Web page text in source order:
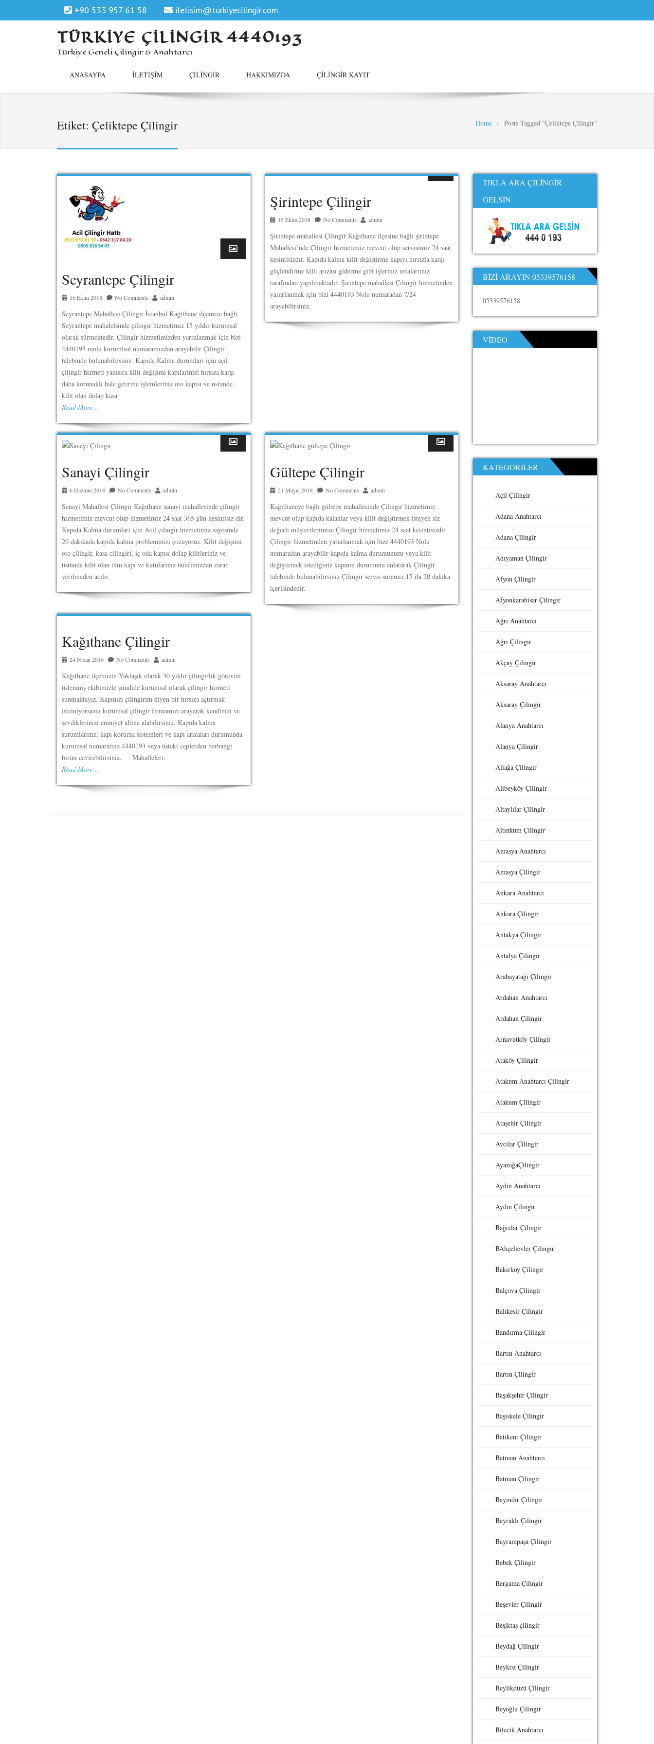
+90 533 957 61 58 iletisim@turkiyecilingir.com
TÜRKIYE ÇILINGIR 4440193
Türkiye Geneli Çilingir & Anahtarcı
ANASAYFA İLETIŞIM ÇILINGIR HAKKIMIZDA ÇILINGIR KAYIT
Etiket: Çeliktepe Çilingir Home › Posts Tagged "Çeliktepe Çilingir"
Seyrantepe Çilingir
16 Ekim 2018 No Comments admin
Seyrantepe Mahallesi Çilingir İstanbul Kağıthane ilçemize bağlı
Seyrantepe mahalelsinde çilingir hizmetimiz 15 yıldır kurumsal
olarak sürmektedir. Çilingir hizmetimizden yarralanmak için bizi
4440193 molu kurumlsal numaramızdan arayabilir Çilingir
talebinde bulunabilirsiniz. Kapıda Kalma durumları için açil
çilingir hizmeti yanısıra kilit değişimi kapılarinizi hırsıza karşı
daha korunaklı hale getirme işlemleriniz oto kapısı ve ustunde
kilit olan dolap kasa
Read More…
Şirintepe Çilingir
15 Ekim 2018 No Comments admin
Şirintepe mahallesi Çilingir Kağıthane ilçesine bağlı şirintepe
Mahallesi’nde Çilingir hizmetimiz mevcut olup servisimiz 24 saat
kesintisizdır. Kapıda kalma kilit değiştirme kapıyı hırsızla karşı
güçlendirme kilit arızası giderme gibi işleriniz ustalarımız
tarafından yapılmaktadır. Şirintepe mahallesi Çilingir hizmetinden
yararlanmak için bizi 4440193 Nolu numaradan 7/24
arayabilirsiniz.
Sanayi Çilingir
6 Haziran 2018 No Comments admin
Sanayi Mahallesi Çilingir Kağıthane sanayi mahallesinde çilingir
hizmetimiz mevcut olup hizmetimiz 24 saat 365 gün kesintisiz dir.
Kapıda Kalma durumlari için Acil çilingir hizmetimiz sayesinde
20 dakıkada kapıda kalma probleminizi çozuyoruz. Kilit değişimi
oto çilingir, kasa cilingiri, iç oda kapısı dolap kilitleriniz ve
üstünde kilit olan tüm kapı ve kutularınız tarafimizdan zarar
verilmeden acılır.
Gültepe Çilingir
21 Mayıs 2018 No Comments admin
Kağıthaneye bağlı gültepe mahallesinde Çilingir hizmetimiz
mevcut olup kapıda kalanlar veya kilit değiştirmek isteyen siz
değerli müşterilerimize Çilingir hizmetimiz 24 saat kesintisizdir.
Çilingir hizmetinden yararlanmak için bize 4440193 Nolu
numaradan arayabilir kapıda kalma durumunuzu veya kilit
değiştirmek istediğiniz kapının durumunu anlatarak Çilingir
talebinde bulunabilirsiniz Çilingir servis süremiz 15 ila 20 dakika
içerisindedir.
Kağıthane Çilingir
24 Nisan 2016 No Comments admin
Kağıthane ilçemizin Yaklaşık olarak 30 yıldır çilingirlik görevini
üslenmiş ekibimizle şimdide kurumsal olarak çilingir hizmeti
sunmaktayız. Kapınızı çilingirim diyen bir hırsıza açtırmak
istemiyorsanız kurumsal çilingir firmamızı arayarak kendinizi ve
sevdiklerinizi emniyet altına alabilirsiniz. Kapıda kalma
surumlarınız, kapı koruma sistemleri ve kapı arızaları durumunda
kurumsal numaramız 4440193 veya üsteki ceplerden herhangi
birini cevirebilirsiniz. Mahalleleri:
Read More…
TIKLA ARA ÇILINGIR
GELSIN
BIZI ARAYIN 05339576158
05339576158
VIDEO
KATEGORILER
Açil Çilingir
Adana Anahtarcı
Adana Çilingir
Adıyaman Çilingir
Afyon Çilingir
Afyonkarahisar Çilingir
Ağrı Anahtarcı
Ağrı Çilingir
Akçay Çilingir
Aksaray Anahtarcı
Aksaray Çilingir
Alanya Anahtarcı
Alanya Çilingir
Aliağa Çilingir
Alibeyköy Çilingir
Altaylılar Çilingir
Altınkum Çilingir
Amasya Anahtarcı
Amasya Çilingir
Ankara Anahtarcı
Ankara Çilingir
Antakya Çilingir
Antalya Çilingir
Arabayatağı Çilingir
Ardahan Anahtarcı
Ardahan Çilingir
Arnavutköy Çilingir
Ataköy Çilingir
Atakum Anahtarcı Çilingir
Atakum Çilingir
Ataşehir Çilingir
Avcılar Çilingir
AyazağaÇilingir
Aydın Anahtarcı
Aydın Çilingir
Bağcılar Çilingir
BAhçelievler Çilingir
Bakırköy Çilingir
Balçova Çilingir
Balıkesir Çilingir
Bandırma Çilingir
Bartın Anahtarcı
Bartın Çilingir
Başakşehir Çilingir
Başiskele Çilingir
Batıkent Çilingir
Batman Anahtarcı
Batman Çilingir
Bayındır Çilingir
Bayraklı Çilingir
Bayrampaşa Çilingir
Bebek Çilingir
Bergama Çilingir
Beşevler Çilingir
Beşiktaş çilingir
Beydağ Çilingir
Beykoz Çilingir
Beylikdüzü Çilingir
Beyoğlu Çilingir
Bilecik Anahtarcı